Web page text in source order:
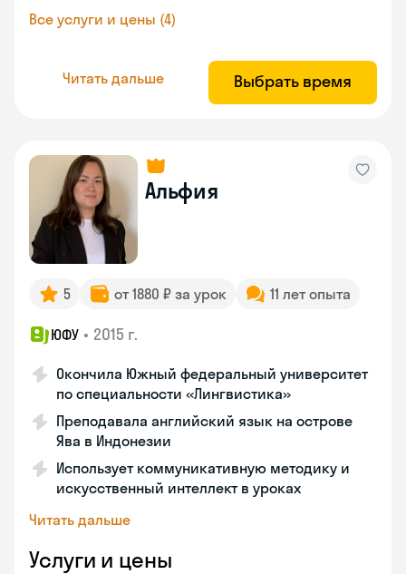
Все услуги и цены (4)
Читать дальше Выбрать время
Альфия
5 от 1880 ₽ за урок 11 лет опыта
ЮФУ • 2015 г.
Окончила Южный федеральный университет
по специальности «Лингвистика»
Преподавала английский язык на острове
Ява в Индонезии
Использует коммуникативную методику и
искусственный интеллект в уроках
Читать дальше
Услуги и цены